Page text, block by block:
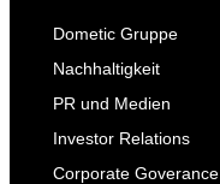
Dometic Gruppe
Nachhaltigkeit
PR und Medien
Investor Relations
Corporate Goverance